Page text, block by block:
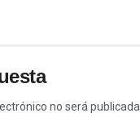
no será publicada.